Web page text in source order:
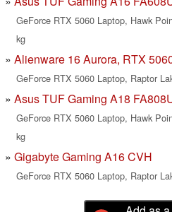
GeForce RTX 5060 Laptop, Hawk
kg
Alienware 16 Aurora, RTX
GeForce RTX 5060 Laptop, Raptor
Asus TUF Gaming A18
GeForce RTX 5060 Laptop, Hawk
kg
Gigabyte Gaming A16 CVH
GeForce RTX 5060 Laptop, Raptor